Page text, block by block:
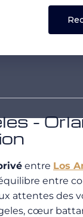
-
entre Los
entre
attentes des
cœur